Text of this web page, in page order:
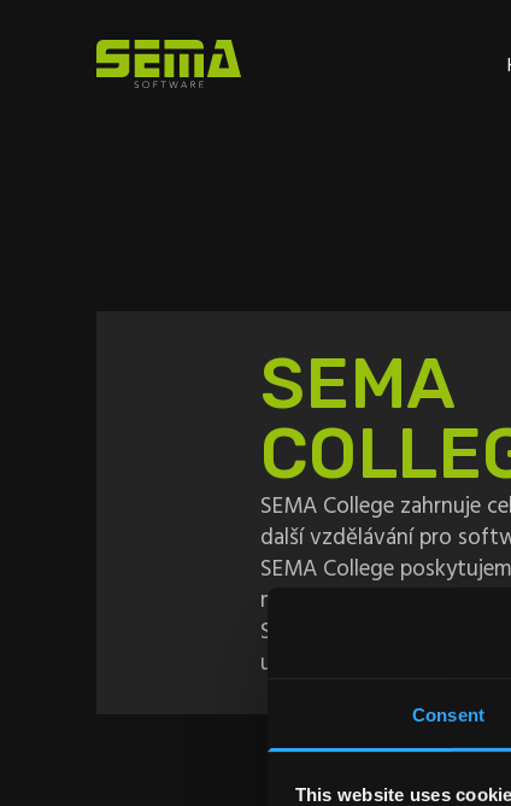
Consent
This website uses
SEMA
SEMA College zahrnuje
další vzdělávání pro
SEMA College
materiály pro kurzy pro
SEMA a také speciální
učitele a školitele.